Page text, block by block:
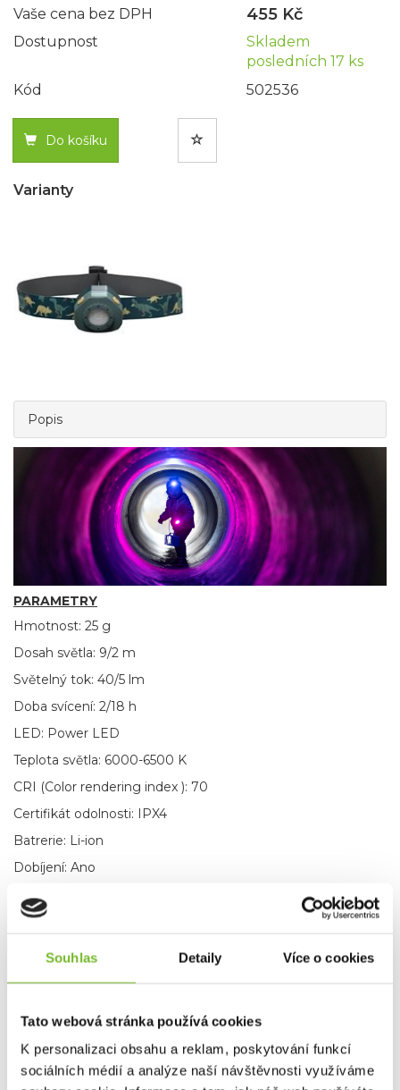
Souhlas Detaily Více o cookies
Tato webová stránka používá cookies
K personalizaci obsahu a reklam, poskytování funkcí
sociálních médií a analýze naší návštěvnosti využíváme
Vaše cena bez DPH 455 Kč
Dostupnost
Skladem
posledních 17 ks
Kód
502536
Do košíku
Varianty
Popis
PARAMETRY
Hmotnost: 25 g
Dosah světla: 9/2 m
Světelný tok: 40/5 lm
Doba svícení: 2/18 h
LED: Power LED
Teplota světla: 6000-6500 K
CRI (Color rendering index ): 70
Certifikát odolnosti: IPX4
Batrerie: Li-ion
Dobíjení: Ano
Funkce:
Modré světlo
Obsah balení: USB dobíjecí kabel
Varianty